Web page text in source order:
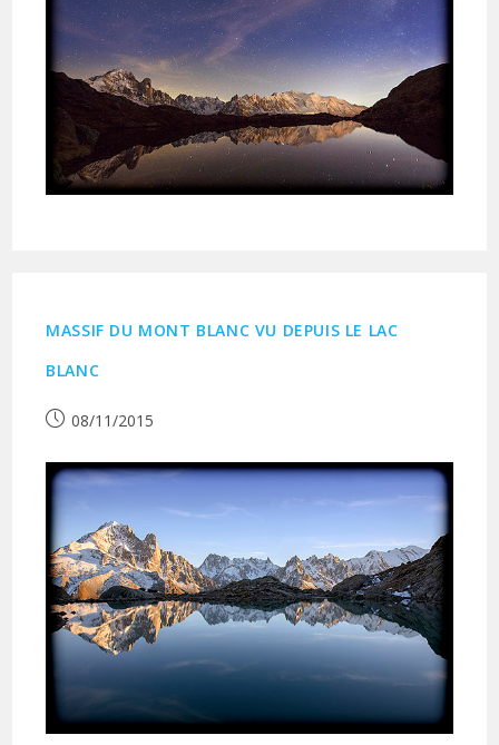
MASSIF DU MONT BLANC VU DEPUIS LE LAC
BLANC
Publication
08/11/2015